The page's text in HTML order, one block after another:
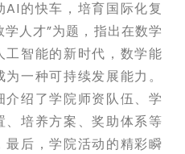
AI的快车，培育国际化复
学人才”为题，指出在数学
工智能的新时代，数学能
为一种可持续发展能力。
介绍了学院师资队伍、学
、培养方案、奖助体系等
最后，学院活动的精彩瞬